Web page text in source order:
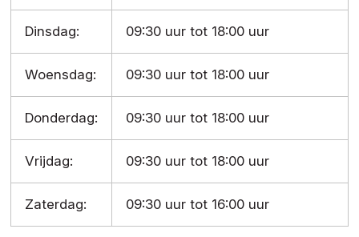
Dinsdag: 09:30 uur tot 18:00 uur
Woensdag: 09:30 uur tot 18:00 uur
Donderdag: 09:30 uur tot 18:00 uur
Vrijdag: 09:30 uur tot 18:00 uur
Zaterdag: 09:30 uur tot 16:00 uur